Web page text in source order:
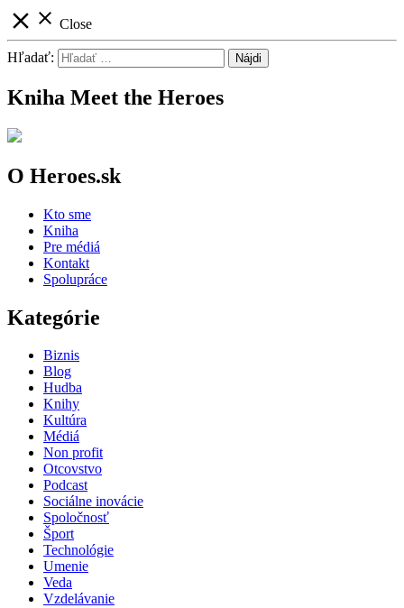
close close Close
Hľadať:
Kniha Meet the Heroes
O Heroes.sk
Kto sme
Kniha
Pre médiá
Kontakt
Spolupráce
Kategórie
Biznis
Blog
Hudba
Knihy
Kultúra
Médiá
Non profit
Otcovstvo
Podcast
Sociálne inovácie
Spoločnosť
Šport
Technológie
Umenie
Veda
Vzdelávanie